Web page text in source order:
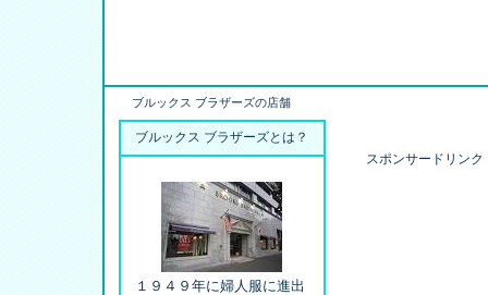
ブルックス ブラザーズの店舗
ブルックス ブラザーズとは？
１９４９年に婦人服に進出
スポンサードリンク